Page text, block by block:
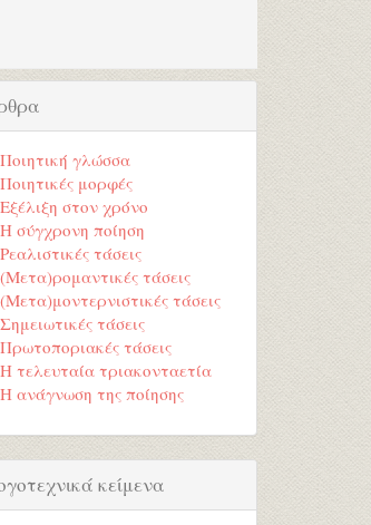
Ποιητική γλώσσα
Ποιητικές μορφές
Εξέλιξη στον χρόνο
Η σύγχρονη ποίηση
Ρεαλιστικές τάσεις
(Μετα)ρομαντικές τάσεις
(Μετα)μοντερνιστικές τάσεις
Σημειωτικές τάσεις
Πρωτοποριακές τάσεις
Η τελευταία τριακονταετία
Η ανάγνωση της ποίησης
κείμενα